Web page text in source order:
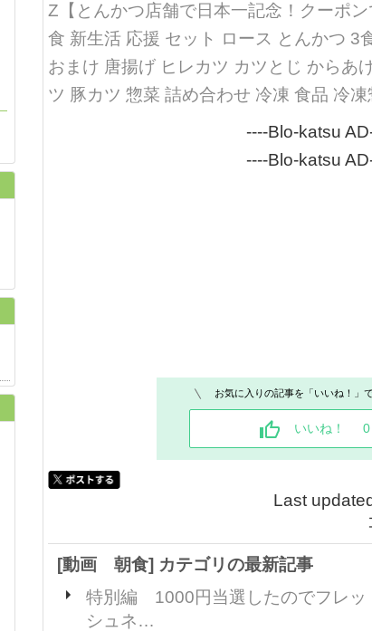
Z【とんかつ店舗で日本一記念！クーポ
食 新生活 応援 セット ロース とんかつ 3
おまけ 唐揚げ ヒレカツ カツとじ からあ
ツ 豚カツ 惣菜 詰め合わせ 冷凍 食品 冷
----Blo-katsu
----Blo-katsu
お気に入りの記事を「いいね！」
いいね！ 0
Last
[動画 朝食] カテゴリの最新記事
特別編 1000円当選したのでフレッ
シュネ…